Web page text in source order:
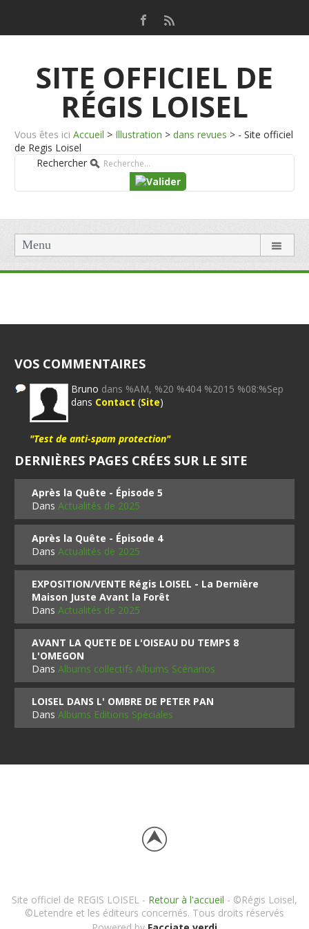
SITE OFFICIEL DE
RÉGIS LOISEL
Vous êtes ici Accueil > Illustration > dans revues > - Site officiel
de Regis Loisel
Rechercher
Menu
VOS COMMENTAIRES
Bruno dans %AM, %20 %404 %2015 %08:%Sep
dans Contact (Site)
"Test de anti-spam protection"
DERNIÈRES PAGES CRÉES SUR LE SITE
Après la Quête - Épisode 5
DansActualités de 2025
Après la Quête - Épisode 4
DansActualités de 2025
EXPOSITION/VENTE Régis LOISEL - La Dernière
Maison Juste Avant la Forêt
DansActualités de 2025
AVANT LA QUETE DE L'OISEAU DU TEMPS 8
L'OMEGON
DansAlbums collectifs Albums Scénarios
LOISEL DANS L' OMBRE DE PETER PAN
DansAlbums Editions Spéciales
Site officiel de REGIS LOISEL - Retour à l'accueil - ©Régis Loisel,
©Letendre et les éditeurs concernés. Tous droits réservés